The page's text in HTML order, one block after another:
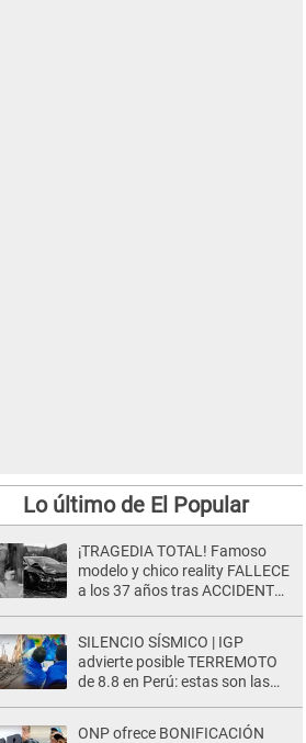
Lo último de El Popular
¡TRAGEDIA TOTAL! Famoso
modelo y chico reality FALLECE
a los 37 años tras ACCIDENTE
SILENCIO SÍSMICO | IGP
advierte posible TERREMOTO
de 8.8 en Perú: estas son las
ONP ofrece BONIFICACIÓN